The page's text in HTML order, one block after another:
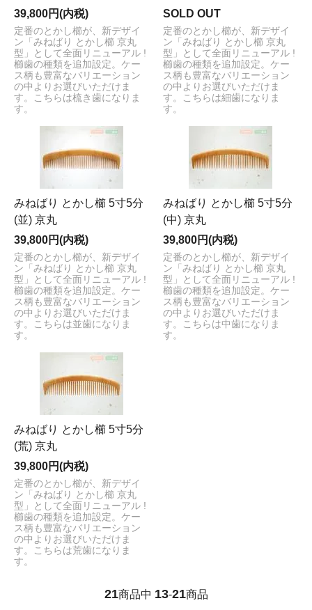
39,800円(内税)
定番のとかし櫛が、新デザイ
ン「みねばり とかし櫛 京丸
型」として全面リニューアル !
櫛歯の種類を追加設定。ケー
ス柄も豊富なバリエーション
の中よりお選びいただけま
す。こちらは梳き歯になりま
す。
SOLD OUT
定番のとかし櫛が、新デザイ
ン「みねばり とかし櫛 京丸
型」として全面リニューアル !
櫛歯の種類を追加設定。ケー
ス柄も豊富なバリエーション
の中よりお選びいただけま
す。こちらは細歯になりま
す。
みねばり とかし櫛 5寸5分
(並) 京丸
39,800円(内税)
定番のとかし櫛が、新デザイ
ン「みねばり とかし櫛 京丸
型」として全面リニューアル !
櫛歯の種類を追加設定。ケー
ス柄も豊富なバリエーション
の中よりお選びいただけま
す。こちらは並歯になりま
す。
みねばり とかし櫛 5寸5分
(中) 京丸
39,800円(内税)
定番のとかし櫛が、新デザイ
ン「みねばり とかし櫛 京丸
型」として全面リニューアル !
櫛歯の種類を追加設定。ケー
ス柄も豊富なバリエーション
の中よりお選びいただけま
す。こちらは中歯になりま
す。
みねばり とかし櫛 5寸5分
(荒) 京丸
39,800円(内税)
定番のとかし櫛が、新デザイ
ン「みねばり とかし櫛 京丸
型」として全面リニューアル !
櫛歯の種類を追加設定。ケー
ス柄も豊富なバリエーション
の中よりお選びいただけま
す。こちらは荒歯になりま
す。
21商品中 13-21商品